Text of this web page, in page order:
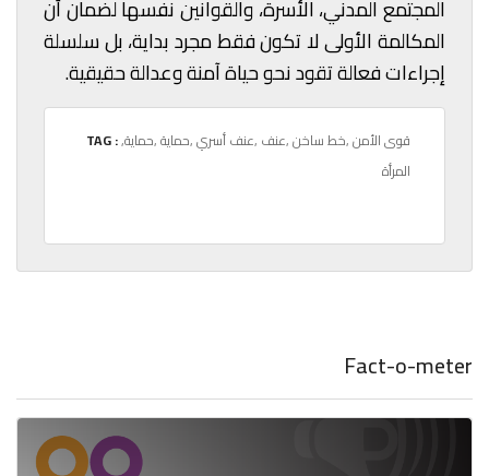
المجتمع المدني، الأسرة، والقوانين نفسها لضمان أن
المكالمة الأولى لا تكون فقط مجرد بداية، بل سلسلة
إجراءات فعالة تقود نحو حياة آمنة وعدالة حقيقية.
TAG : ,قوى الأمن,خط ساخن,عنف ,عنف أسري,حماية,حماية
المرأة
Fact-o-meter